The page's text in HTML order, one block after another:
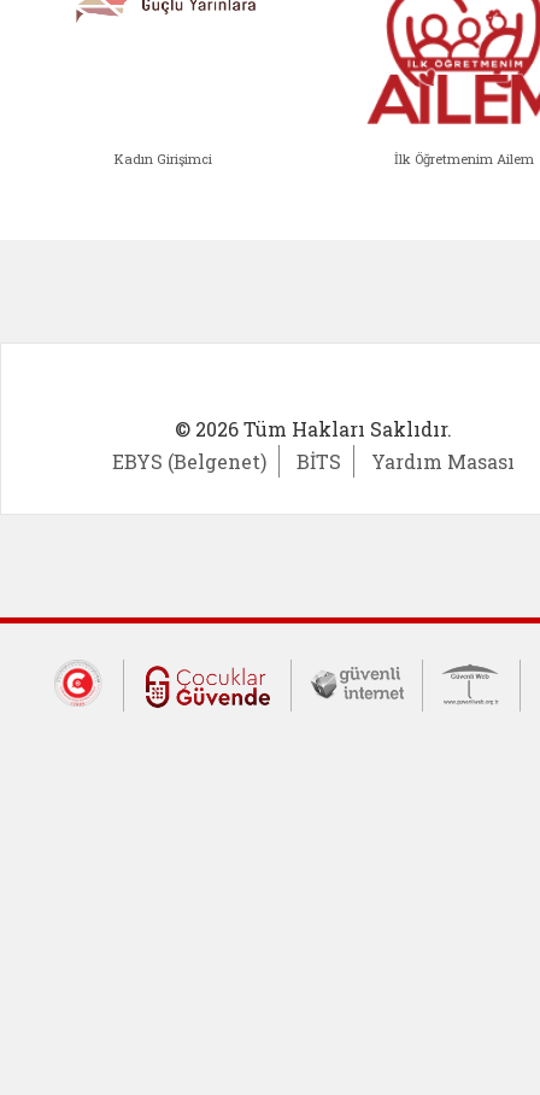
Kadın Girişimci İlk Öğretmenim Ailem
© 2026 Tüm Hakları Saklıdır.
EBYS (Belgenet)
BİTS Yardım Masası
Dış Bağlantılar
Cumhurbaşkanlığı İletişim Merkezi
Çocuklar Güvende (yeni
Güvenli